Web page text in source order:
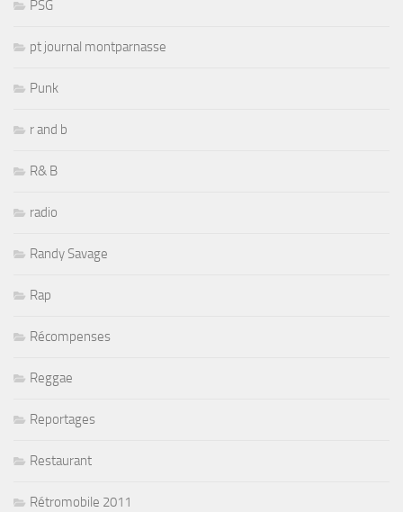
PSG
pt journal montparnasse
Punk
r and b
R& B
radio
Randy Savage
Rap
Récompenses
Reggae
Reportages
Restaurant
Rétromobile 2011